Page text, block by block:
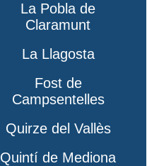
La Pobla de
Claramunt
La Llagosta
Fost de
Campsentelles
Quirze del Vallès
Quintí de Mediona